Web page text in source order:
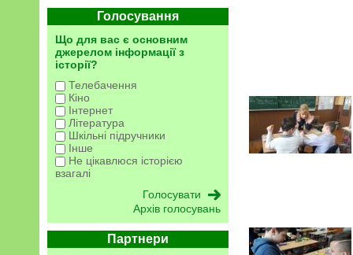
Голосування
Що для вас є основним
джерелом інформації з
історії?
Телебачення
Кіно
Інтернет
Література
Шкільні підручники
Інше
Не цікавлюся історією
взагалі
Архів голосувань
Партнери